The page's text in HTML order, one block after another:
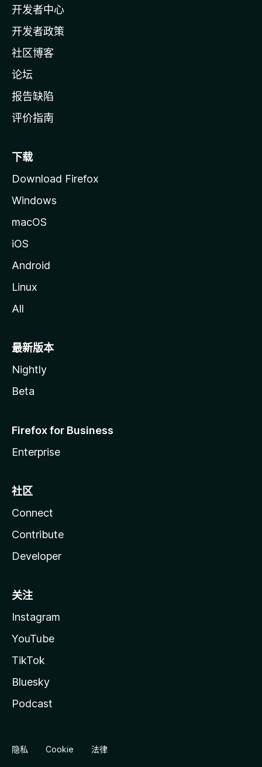
主
页
开发者中心
开发者政策
社区博客
论坛
报告缺陷
评价指南
下载
Download Firefox
Windows
macOS
iOS
Android
Linux
All
最新版本
Nightly
Beta
Firefox for Business
Enterprise
社区
Connect
Contribute
Developer
关注
Instagram
YouTube
TikTok
Bluesky
Podcast
隐私 Cookie 法律